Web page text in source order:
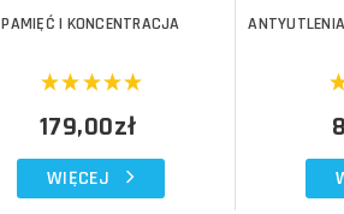
PAMIĘĆ I KONCENTRACJA
179,00zł
WIĘCEJ